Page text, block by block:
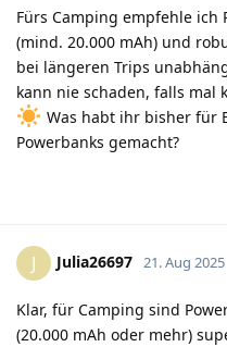
Fürs Camping empfehle ich
(mind. 20.000 mAh) und
bei längeren Trips
kann nie schaden, falls mal
Was habt ihr bisher für
Powerbanks gemacht?
J Julia26697 21. Aug 2025
Klar, für Camping sind
(20.000 mAh oder mehr)